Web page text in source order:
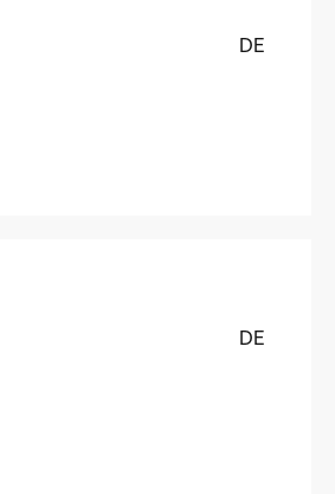
DE
DE